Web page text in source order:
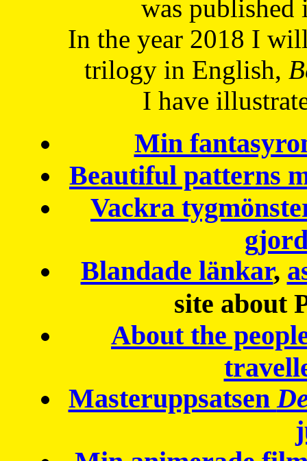
was published
In the year 2018 I
trilogy in English,
I have
Min
Beautiful patterns
Vackra
Blandade länkar,
site about
About the
Masteruppsatsen